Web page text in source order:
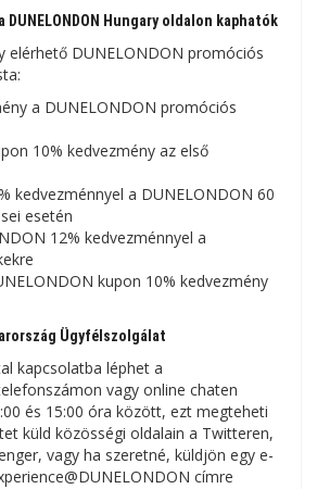
Hungary oldalon kaphatók
elérhető DUNELONDON promóciós
a DUNELONDON promóciós
10% kedvezmény az első
kedvezménnyel a DUNELONDON 60
esetén
12% kedvezménnyel a
kupon 10% kedvezmény
Ügyfélszolgálat
kapcsolatba léphet a
vagy online chaten
és 15:00 óra között, ezt megteheti
küld közösségi oldalain a Twitteren,
vagy ha szeretné, küldjön egy e-
címre